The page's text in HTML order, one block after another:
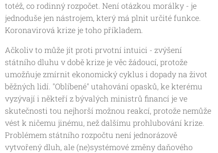
totéž, co rodinný rozpočet. Není otázkou morálky - je
jednoduše jen nástrojem, který má plnit určité funkce.
Koronavirová krize je toho příkladem.
Ačkoliv to může jít proti prvotní intuici - zvýšení
státního dluhu v době krize je věc žádoucí, protože
umožňuje zmírnit ekonomický cyklus i dopady na život
běžných lidí. "Oblíbené" utahování opasků, ke kterému
vyzývají i někteří z bývalých ministrů financí je ve
skutečnosti tou nejhorší možnou reakcí, protože nemůže
vést k ničemu jinému, než dalšímu prohlubování krize.
Problémem státního rozpočtu není jednorázově
vytvořený dluh, ale (ne)systémové změny daňového